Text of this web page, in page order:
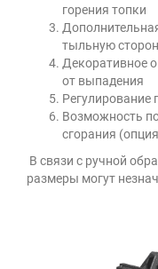
горения топки
тыльную
Декоративное
от выпадения
Регулирование
Возможность
сгорания
В связи с ручной
размеры могут